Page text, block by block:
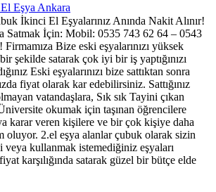
Eşya Ankara
İkinci El Eşyalarınız Anında Nakit Alınır!
Satmak İçin: Mobil: 0535 743 62 64 – 0543
Bize eski eşyalarınızı yüksek
şekilde satarak çok iyi bir iş yaptığınızı
Eski eşyalarınızı bize sattıktan sonra
fiyat olarak kar edebilirsiniz. Sattığınız
vatandaşlara, Sık sık Tayini çıkan
okumak için taşınan öğrencilere
karar veren kişilere ve bir çok kişiye daha
oluyor. 2.el eşya alanlar çubuk olarak sizin
veya kullanmak istemediğiniz eşyaları
karşılığında satarak güzel bir bütçe elde